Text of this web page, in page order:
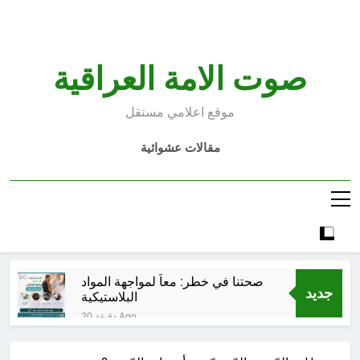
صوت الامة العراقية
موقع اعلامي مستقل
مقالات عشوائية
جديد
صحتنا في خطر: معاً لمواجهة المواد
البلاستيكية
20 دقيقة Ago